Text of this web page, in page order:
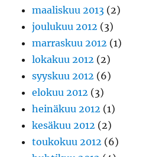
maaliskuu 2013 (2)
joulukuu 2012 (3)
marraskuu 2012 (1)
lokakuu 2012 (2)
syyskuu 2012 (6)
elokuu 2012 (3)
heinäkuu 2012 (1)
kesäkuu 2012 (2)
toukokuu 2012 (6)